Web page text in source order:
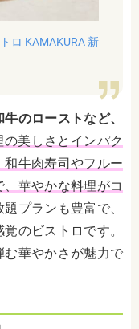
ロ KAMAKURA 新
のローストなど、
の美しさとインパク
和牛肉寿司やフルー
華やかな料理がコ
プランも豊富で、
のビストロです。
む華やかさが魅力で